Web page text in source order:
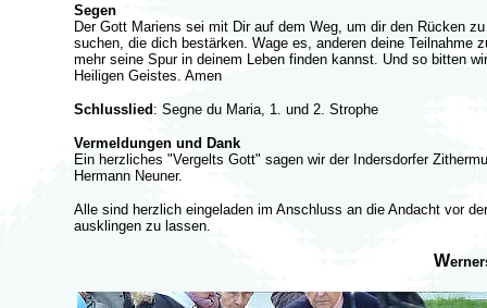
Segen
Der Gott Mariens sei mit Dir auf dem Weg, um dir den Rücken
suchen, die dich bestärken. Wage es, anderen deine
mehr seine Spur in deinem Leben finden kannst. Und so bitten
Heiligen Geistes. Amen
Schlusslied : Segne du Maria, 1. und 2. Strophe
Vermeldungen und Dank
Ein herzliches "Vergelts Gott" sagen wir der Indersdorfer
Hermann Neuner.
Alle sind herzlich eingeladen im Anschluss an die Andacht vor
ausklingen zu lassen.
W